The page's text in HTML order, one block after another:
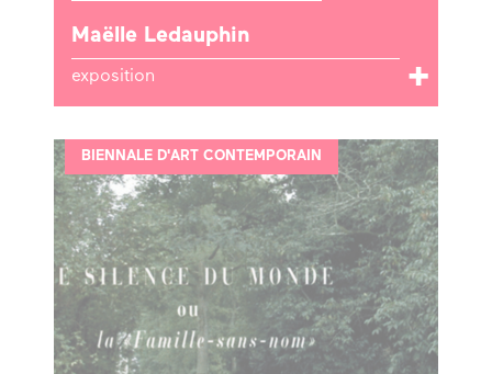
Maëlle Ledauphin
exposition
BIENNALE D'ART CONTEMPORAIN